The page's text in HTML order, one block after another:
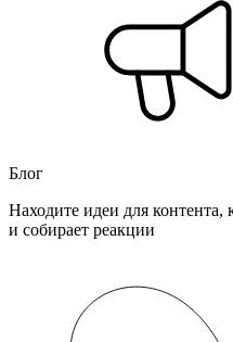
Блог
Находите идеи для
и собирает реакции